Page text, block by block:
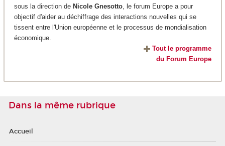
sous la direction deNicole Gnesotto, le forum Europe a pour
objectif d'aider au déchiffrage des interactions nouvelles qui se
tissent entre l'Union européenne et le processus de mondialisation
économique.
Tout le programme
du Forum Europe
Dans la même rubrique
Accueil